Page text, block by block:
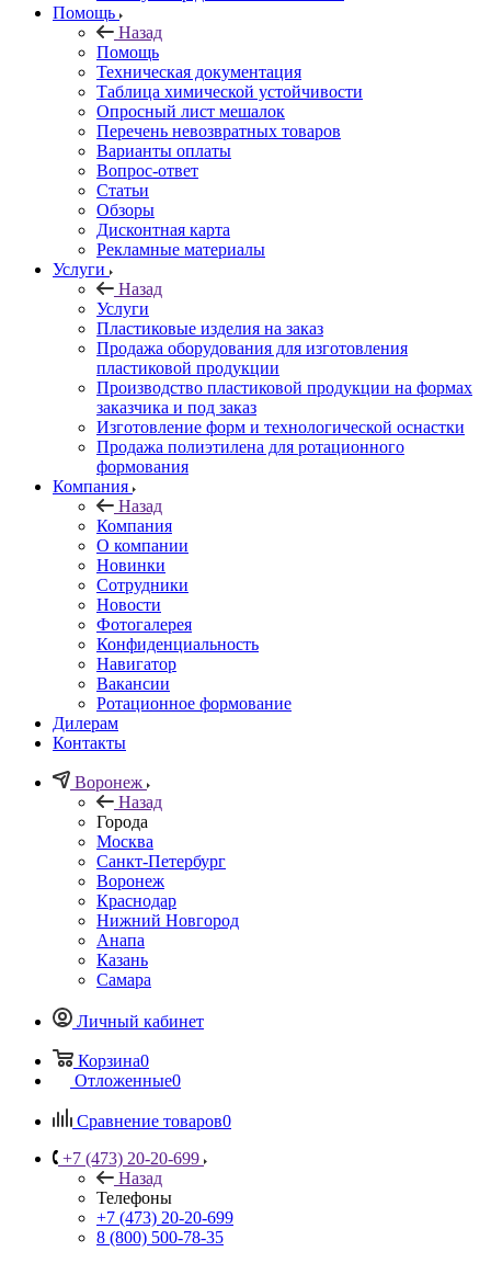
Помощь
Назад
Помощь
Техническая документация
Таблица химической устойчивости
Опросный лист мешалок
Перечень невозвратных товаров
Варианты оплаты
Вопрос-ответ
Статьи
Обзоры
Дисконтная карта
Рекламные материалы
Услуги
Назад
Услуги
Пластиковые изделия на заказ
Продажа оборудования для изготовления
пластиковой продукции
Производство пластиковой продукции на формах
заказчика и под заказ
Изготовление форм и технологической оснастки
Продажа полиэтилена для ротационного
формования
Компания
Назад
Компания
О компании
Новинки
Сотрудники
Новости
Фотогалерея
Конфиденциальность
Навигатор
Вакансии
Ротационное формование
Дилерам
Контакты
Воронеж
Назад
Города
Москва
Санкт-Петербург
Воронеж
Краснодар
Нижний Новгород
Анапа
Казань
Самара
Личный кабинет
Корзина0
Отложенные0
Сравнение товаров0
+7 (473) 20-20-699
Назад
Телефоны
+7 (473) 20-20-699
8 (800) 500-78-35